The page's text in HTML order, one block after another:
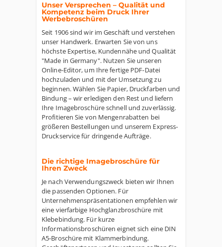
Unser Versprechen – Qualität und
Kompetenz beim Druck Ihrer
Werbebroschüren
Seit 1906 sind wir im Geschäft und verstehen
unser Handwerk. Erwarten Sie von uns
höchste Expertise, Kundennähe und Qualität
"Made in Germany". Nutzen Sie unseren
Online-Editor, um Ihre fertige PDF-Datei
hochzuladen und mit der Umsetzung zu
beginnen. Wählen Sie Papier, Druckfarben und
Bindung – wir erledigen den Rest und liefern
Ihre Imagebroschüre schnell und zuverlässig.
Profitieren Sie von Mengenrabatten bei
größeren Bestellungen und unserem Express-
Druckservice für dringende Aufträge.
Die richtige Imagebroschüre für
Ihren Zweck
Je nach Verwendungszweck bieten wir Ihnen
die passenden Optionen. Für
Unternehmenspräsentationen empfehlen wir
eine vierfarbige Hochglanzbroschüre mit
Klebebindung. Für kurze
Informationsbroschüren eignet sich eine DIN
A5-Broschüre mit Klammerbindung.